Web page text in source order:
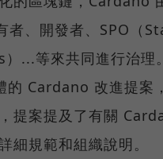
者、開發者、SPO（
...等來共同進行治理
的 Cardano 改進提案
提案提及了有關
細規範和組織說明。